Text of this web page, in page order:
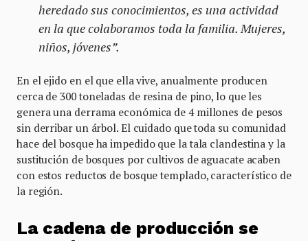
heredado sus conocimientos, es una actividad
en la que colaboramos toda la familia. Mujeres,
niños, jóvenes”.
En el ejido en el que ella vive, anualmente producen
cerca de 300 toneladas de resina de pino, lo que les
genera una derrama económica de 4 millones de pesos
sin derribar un árbol. El cuidado que toda su comunidad
hace del bosque ha impedido que la tala clandestina y la
sustitución de bosques por cultivos de aguacate acaben
con estos reductos de bosque templado, característico de
la región.
La cadena de producción se